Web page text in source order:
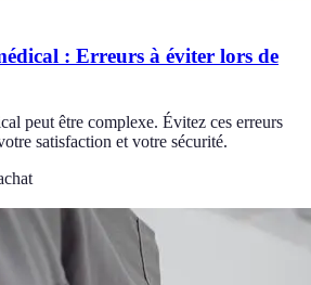
: Erreurs à éviter lors de
peut être complexe. Évitez ces erreurs
satisfaction et votre sécurité.